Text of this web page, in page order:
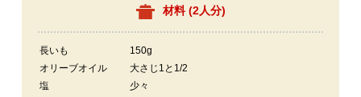
材料 (2人分)
長いも
150g
オリーブオイル
大さじ1と1/2
塩
少々